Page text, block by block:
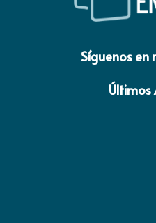
Síguenos en
Últimos